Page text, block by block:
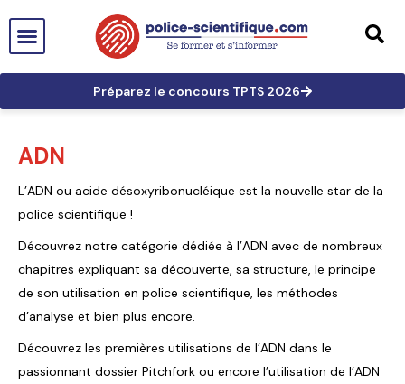
Préparez le concours TPTS 2026
ADN
L’ADN ou acide désoxyribonucléique est la nouvelle star de la
police scientifique !
Découvrez notre catégorie dédiée à l’ADN avec de nombreux
chapitres expliquant sa découverte, sa structure, le principe
de son utilisation en police scientifique, les méthodes
d’analyse et bien plus encore.
Découvrez les premières utilisations de l’ADN dans le
passionnant dossier Pitchfork ou encore l’utilisation de l’ADN